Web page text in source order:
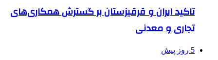
تاکید ایران و قرقیزستان بر گسترش همکاری‌های
تجاری و معدنی
5 روز پیش